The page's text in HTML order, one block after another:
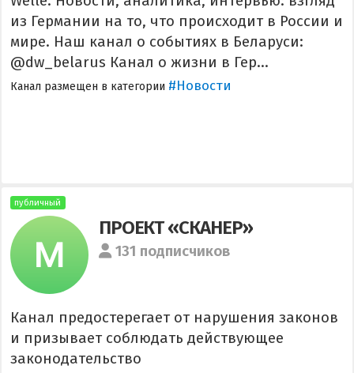
из Германии на то, что происходит в России и
мире. Наш канал о событиях в Беларуси:
@dw_belarus Канал о жизни в Гер...
Канал размещен в категории #Новости
публичный
ПРОЕКТ «СКАНЕР»
131 подписчиков
Канал предостерегает от нарушения законов
и призывает соблюдать действующее
законодательство